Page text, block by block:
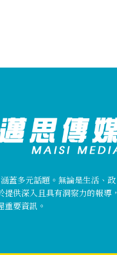
蓋多元話題。無論是生活、政
供深入且具有洞察力的報導，
重要資訊。